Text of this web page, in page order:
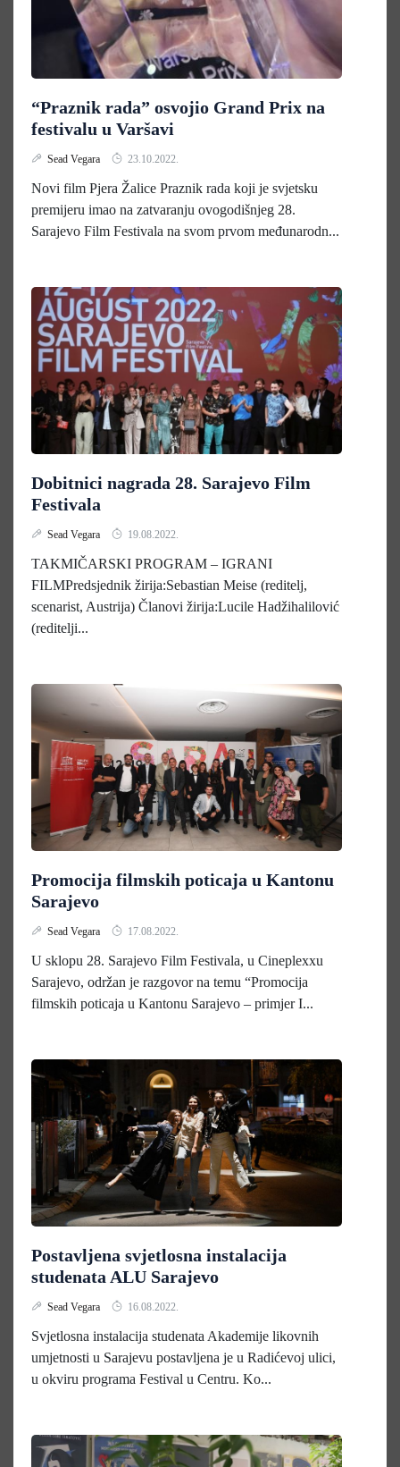
“Praznik rada” osvojio Grand Prix na
festivalu u Varšavi
Sead Vegara 23.10.2022.
Novi film Pjera Žalice Praznik rada koji je svjetsku
premijeru imao na zatvaranju ovogodišnjeg 28.
Sarajevo Film Festivala na svom prvom međunarodn...
Dobitnici nagrada 28. Sarajevo Film
Festivala
Sead Vegara 19.08.2022.
TAKMIČARSKI PROGRAM – IGRANI
FILMPredsjednik žirija:Sebastian Meise (reditelj,
scenarist, Austrija) Članovi žirija:Lucile Hadžihalilović
(reditelji...
Promocija filmskih poticaja u Kantonu
Sarajevo
Sead Vegara 17.08.2022.
U sklopu 28. Sarajevo Film Festivala, u Cineplexxu
Sarajevo, održan je razgovor na temu “Promocija
filmskih poticaja u Kantonu Sarajevo – primjer I...
Postavljena svjetlosna instalacija
studenata ALU Sarajevo
Sead Vegara 16.08.2022.
Svjetlosna instalacija studenata Akademije likovnih
umjetnosti u Sarajevu postavljena je u Radićevoj ulici,
u okviru programa Festival u Centru. Ko...